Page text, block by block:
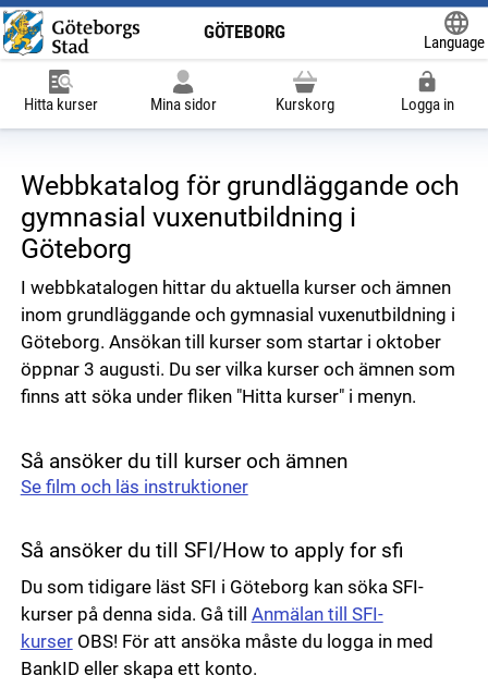
GÖTEBORG
Language
Hitta kurser Mina sidor Kurskorg Logga in
Webbkatalog för grundläggande och
gymnasial vuxenutbildning i
Göteborg
I webbkatalogen hittar du aktuella kurser och ämnen
inom grundläggande och gymnasial vuxenutbildning i
Göteborg. Ansökan till kurser som startar i oktober
öppnar 3 augusti. Du ser vilka kurser och ämnen som
finns att söka under fliken "Hitta kurser" i menyn.
Så ansöker du till kurser och ämnen
Se film och läs instruktioner
Så ansöker du till SFI/How to apply for sfi
Du som tidigare läst SFI i Göteborg kan söka SFI-
kurser på denna sida. Gå till Anmälan till SFI-
kurserOBS! För att ansöka måste du logga in med
BankID eller skapa ett konto.